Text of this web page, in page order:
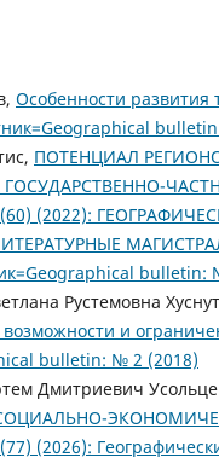
Особенности развития
ПОТЕНЦИАЛ
(2022):
Рустемовна
и
bulletin: № 2 (2018)
Дмитриевич
(2026):